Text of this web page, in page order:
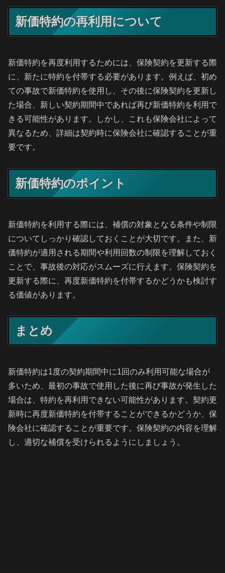
新価特約の再利用について
新価特約を再度利用するためには、保険契約を更新する際
に、新たに特約を付帯する必要があります。例えば、初め
ての事故で新価特約を使用し、その後に保険契約を更新し
た場合、新しい契約期間中であれば再び新価特約を利用で
きる可能性があります。しかし、これも保険会社によって
異なるため、詳細は契約時に保険会社に確認することが重
要です。
新価特約のポイント
新価特約を利用する際には、補償の対象となる条件や制限
についてしっかり確認しておくことが大切です。また、新
価特約が適用される期間や利用回数の制限を理解しておく
ことで、事故後の対応がスムーズに行えます。保険契約を
更新する際に、再度新価特約を付帯するかどうかも検討す
る価値があります。
まとめ
新価特約は1度の契約期間中に1回のみ利用可能な場合が
多いため、最初の事故で使用した後に再び事故が発生した
場合は、特約を再利用できない可能性があります。契約更
新時に再度新価特約を付帯することができるかどうか、保
険会社に確認することが重要です。保険契約の内容を理解
し、適切な補償を受けられるようにしましょう。